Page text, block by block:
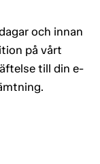
och innan
på vårt
till din e-